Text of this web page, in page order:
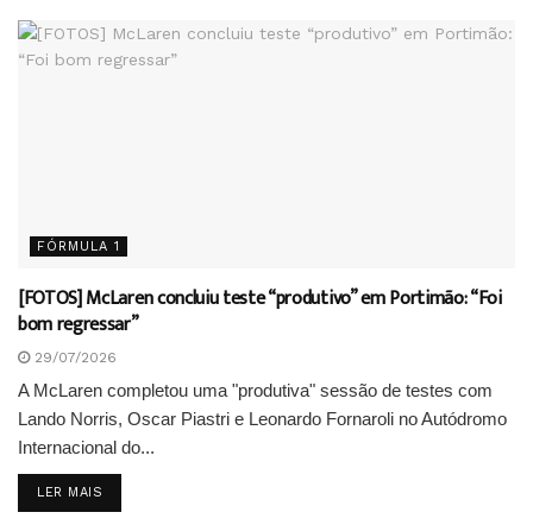
FÓRMULA 1
[FOTOS] McLaren concluiu teste “produtivo” em Portimão: “Foi
bom regressar”
29/07/2026
A McLaren completou uma "produtiva" sessão de testes com
Lando Norris, Oscar Piastri e Leonardo Fornaroli no Autódromo
Internacional do...
LER MAIS